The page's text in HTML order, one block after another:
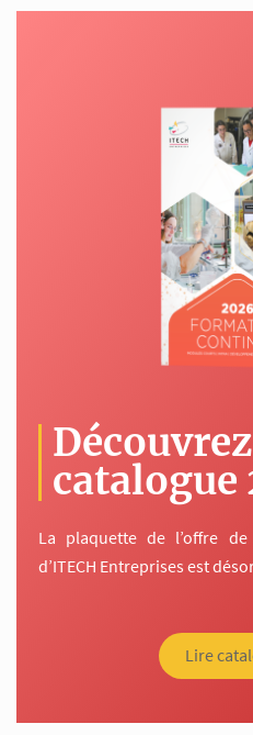
catalogue
La plaquette de l’offre
d’ITECH Entreprises est
Lire